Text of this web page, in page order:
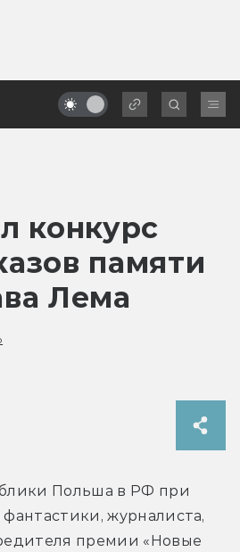
конкурс
памяти
Лема
Польша в РФ при
журналиста,
премии «Новые